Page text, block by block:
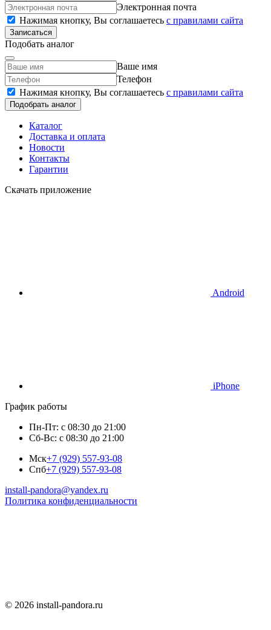
Электронная почта
Нажимая кнопку, Вы соглашаетесь c правилами сайта
Записаться
Подобать аналог
Ваше имя
Телефон
Нажимая кнопку, Вы соглашаетесь c правилами сайта
Подобрать аналог
Каталог
Доставка и оплата
Новости
Контакты
Гарантии
Скачать приложение
Android
iPhone
График работы
Пн-Пт: с 08:30 до 21:00
Сб-Вс: с 08:30 до 21:00
Мск+7 (929) 557-93-08
Спб+7 (929) 557-93-08
install-pandora@yandex.ru
Политика конфиденциальности
© 2026 install-pandora.ru